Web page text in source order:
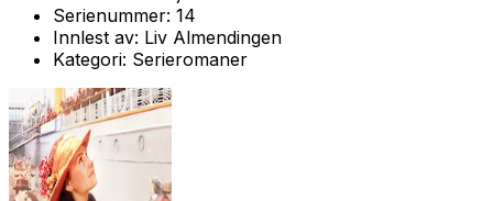
Serienummer: 14
Innlest av: Liv Almendingen
Kategori: Serieromaner